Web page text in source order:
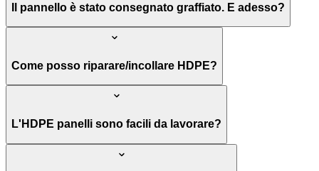
Il pannello è stato consegnato graffiato. E adesso?
Come posso riparare/incollare HDPE?
L'HDPE panelli sono facili da lavorare?